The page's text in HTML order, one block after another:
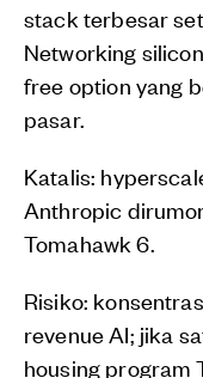
stack terbesar
Networking
free option yang
pasar.
Katalis:
Anthropic
Tomahawk 6.
Risiko:
revenue AI; jika
housing program